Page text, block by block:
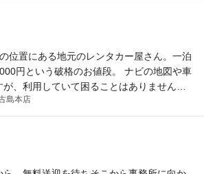
位置にある地元のレンタカー屋さん。一泊
円という破格のお値段。 ナビの地図や車
、利用していて困ることはありませんで
れば利用したいと思いました。ありがとう
島本店